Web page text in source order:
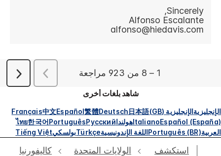
شاهد بلغات أخرى
الإنجليزيةالإنجليزية (GB) 日本語
Deutsch
繁體
Español
中文
Français
Español (España)
ItalianoهولنداРусский
Português
한국어
ไทย
العربيةPortuguês (BR)اللغة الإندونيسيةTürkçeبولسكيTiếng Việt
استكشف الولايات المتحدة
كاليفورنيا